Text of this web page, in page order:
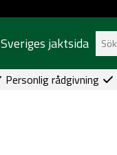
Sveriges jaktsida
Personlig rådgivning